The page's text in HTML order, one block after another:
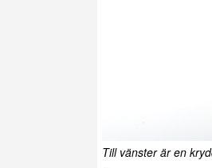
Till vänster är en